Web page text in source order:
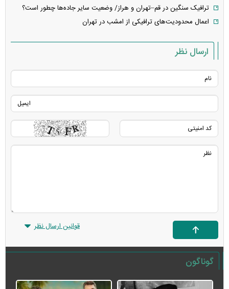
ترافیک سنگین در قم–تهران و هراز/ وضعیت سایر جاده‌ها چطور است؟
اعمال محدودیت‌های ترافیکی از امشب در تهران
ارسال نظر
قوانین ارسال نظر
گوناگون